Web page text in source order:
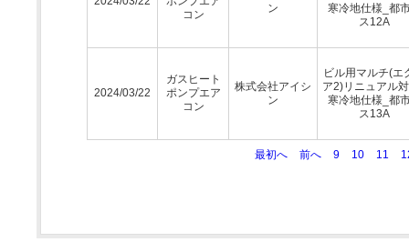
コン
ン
寒冷地仕様_都
ス12A
2024/03/22
ガスヒート
ポンプエア
コン
株式会社アイシ
ン
ビル用マルチ(エ
ア2)リニュアル
寒冷地仕様_都
ス13A
最初へ 前へ 9 10 11